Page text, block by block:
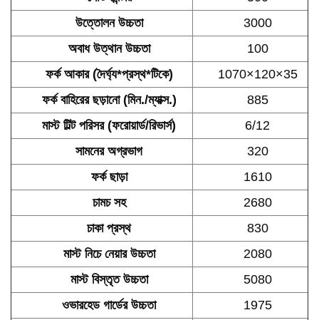
উত্তোলন উচ্চতা
3000
অবাধ উত্থান উচ্চতা
100
ফর্ক আকার (দৈর্ঘ্য*প্রস্থ*টিকে)
1070×120×35
ফর্ক বাহিরের ছড়ানো (মিন./ম্যাক্স.)
885
মাস্ট টিল্ট পরিসর (ফরোয়ার্ড/রিভার্স)
6/12
সামনের অগ্রভাগ
320
ফর্ক ছাড়া
1610
চামচ সহ
2680
চাকা প্রস্থ
830
মাস্ট নিচে নেয়ার উচ্চতা
2080
মাস্ট বিস্তৃত উচ্চতা
5080
ওভারহেড গার্ডের উচ্চতা
1975